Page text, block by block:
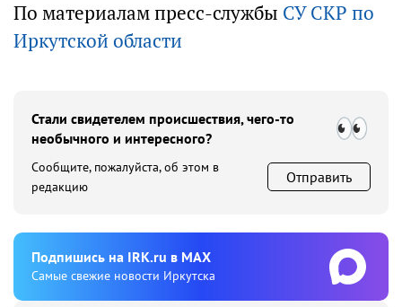
По материалам пресс-службы СУ СКР по
Иркутской области
Стали свидетелем происшествия, чего-то
необычного и интересного?
Сообщите, пожалуйста, об этом в
редакцию
Отправить
Подпишиcь на IRK.ru в MAX
Cамые свежие новости Иркутска